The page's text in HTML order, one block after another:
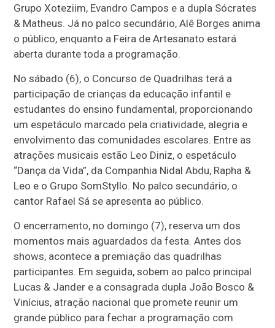
Grupo Xoteziim, Evandro Campos e a dupla Sócrates
& Matheus. Já no palco secundário, Alê Borges anima
o público, enquanto a Feira de Artesanato estará
aberta durante toda a programação.
No sábado (6), o Concurso de Quadrilhas terá a
participação de crianças da educação infantil e
estudantes do ensino fundamental, proporcionando
um espetáculo marcado pela criatividade, alegria e
envolvimento das comunidades escolares. Entre as
atrações musicais estão Leo Diniz, o espetáculo
“Dança da Vida”, da Companhia Nidal Abdu, Rapha &
Leo e o Grupo SomStyllo. No palco secundário, o
cantor Rafael Sá se apresenta ao público.
O encerramento, no domingo (7), reserva um dos
momentos mais aguardados da festa. Antes dos
shows, acontece a premiação das quadrilhas
participantes. Em seguida, sobem ao palco principal
Lucas & Jander e a consagrada dupla João Bosco &
Vinícius, atração nacional que promete reunir um
grande público para fechar a programação com